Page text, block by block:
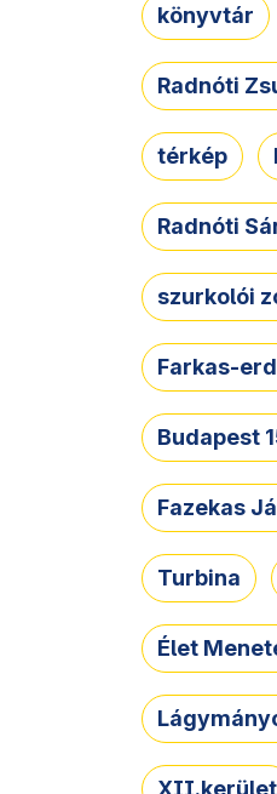
könyvtár
Radnóti
térkép
Radnóti
szurkolói
Farkas-
Budapest
Fazekas
Turbina
Élet
XII.kerület